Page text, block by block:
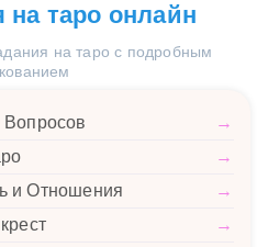
таро онлайн
на таро с подробным
→
→
и Отношения
→
→